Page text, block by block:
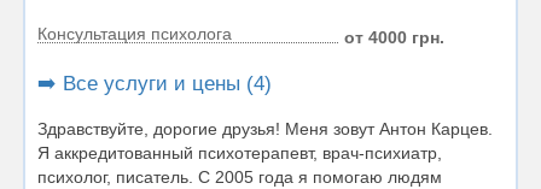
Консультация психолога от 4000 грн.
➡️ Все услуги и цены (4)
Здравствуйте, дорогие друзья! Меня зовут Антон Карцев.
Я аккредитованный психотерапевт, врач-психиатр,
психолог, писатель. С 2005 года я помогаю людям